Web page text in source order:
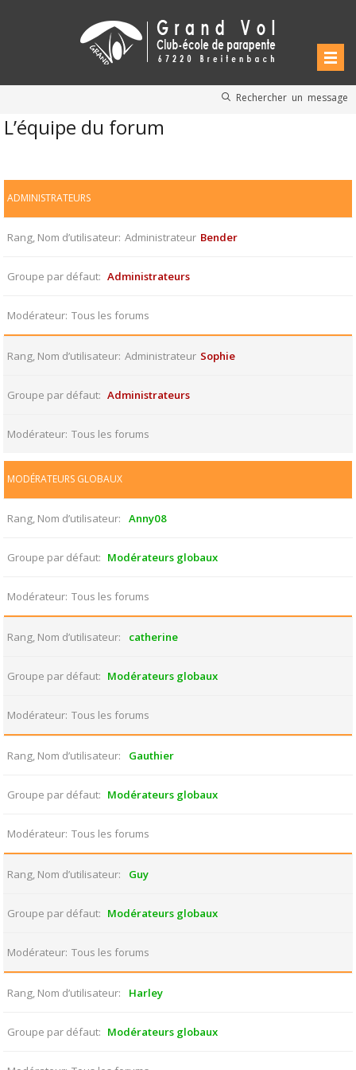
Rechercher un message
L’équipe du forum
ADMINISTRATEURS
Rang, Nom d’utilisateur Administrateur Bender
Groupe par défaut Administrateurs
Modérateur Tous les forums
Rang, Nom d’utilisateur Administrateur Sophie
Groupe par défaut Administrateurs
Modérateur Tous les forums
MODÉRATEURS GLOBAUX
Rang, Nom d’utilisateur Anny08
Groupe par défaut Modérateurs globaux
Modérateur Tous les forums
Rang, Nom d’utilisateur catherine
Groupe par défaut Modérateurs globaux
Modérateur Tous les forums
Rang, Nom d’utilisateur Gauthier
Groupe par défaut Modérateurs globaux
Modérateur Tous les forums
Rang, Nom d’utilisateur Guy
Groupe par défaut Modérateurs globaux
Modérateur Tous les forums
Rang, Nom d’utilisateur Harley
Groupe par défaut Modérateurs globaux